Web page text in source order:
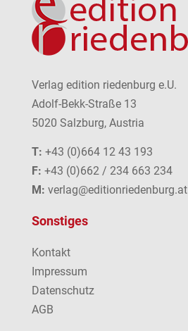
Verlag edition riedenburg e.U.
Adolf-Bekk-Straße 13
5020 Salzburg, Austria
T: +43 (0)664 12 43 193
F: +43 (0)662 / 234 663 234
M: verlag@editionriedenburg.at
Sonstiges
Kontakt
Impressum
Datenschutz
AGB